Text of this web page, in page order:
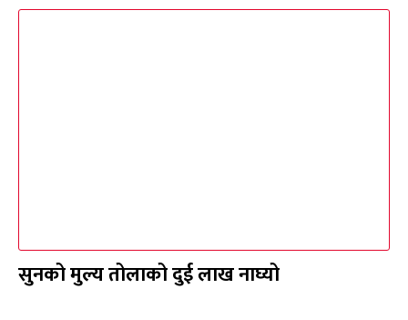
सुनको मुल्य तोलाको दुई लाख नाघ्यो